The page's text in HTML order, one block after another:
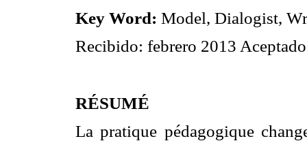
Key Word: Model, Dialogist,
Recibido: febrero 2013
RÉSUMÉ
La pratique pédagogique